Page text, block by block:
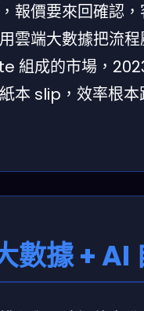
報價要來回確認
雲端大數據把流
組成的市場，
本 slip，效率根
數據 + AI